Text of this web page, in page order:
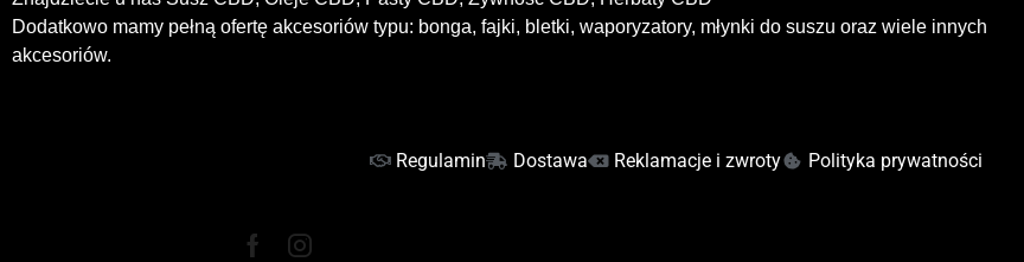
Dodatkowo mamy pełną ofertę akcesoriów typu: bonga, fajki, bletki, waporyzatory, młynki do suszu oraz wiele innych
akcesoriów.
Regulamin Dostawa Reklamacje i zwroty Polityka prywatności